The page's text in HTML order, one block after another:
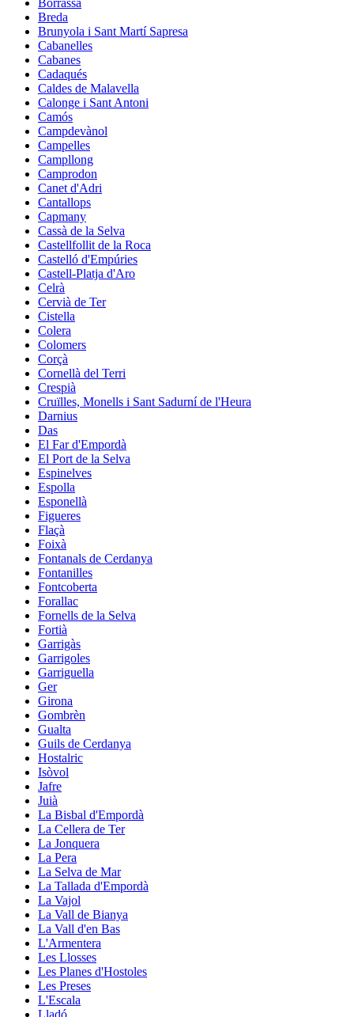
Breda
Brunyola i Sant Martí Sapresa
Cabanelles
Cabanes
Cadaqués
Caldes de Malavella
Calonge i Sant Antoni
Camós
Campdevànol
Campelles
Campllong
Camprodon
Canet d'Adri
Cantallops
Capmany
Cassà de la Selva
Castellfollit de la Roca
Castelló d'Empúries
Castell-Platja d'Aro
Celrà
Cervià de Ter
Cistella
Colera
Colomers
Corçà
Cornellà del Terri
Crespià
Cruïlles, Monells i Sant Sadurní de l'Heura
Darnius
Das
El Far d'Empordà
El Port de la Selva
Espinelves
Espolla
Esponellà
Figueres
Flaçà
Foixà
Fontanals de Cerdanya
Fontanilles
Fontcoberta
Forallac
Fornells de la Selva
Fortià
Garrigàs
Garrigoles
Garriguella
Ger
Girona
Gombrèn
Gualta
Guils de Cerdanya
Hostalric
Isòvol
Jafre
Juià
La Bisbal d'Empordà
La Cellera de Ter
La Jonquera
La Pera
La Selva de Mar
La Tallada d'Empordà
La Vajol
La Vall de Bianya
La Vall d'en Bas
L'Armentera
Les Llosses
Les Planes d'Hostoles
Les Preses
L'Escala
Lladó